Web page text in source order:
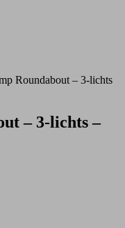
Roundabout – 3-lichts
– 3-lichts –